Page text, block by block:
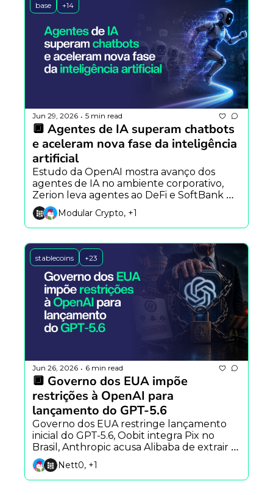
base +14
Jun 29, 2026 • 5 min read
🔲 Agentes de IA superam chatbots
e aceleram nova fase da inteligência
artificial
Estudo da OpenAI mostra avanço dos
agentes de IA no ambiente corporativo,
Zerion leva agentes ao DeFi e SoftBank
questiona planos da SpaceX para
computação orbital.
Modular Crypto, +1
stablecoins +23
Jun 26, 2026 • 6 min read
🔲 Governo dos EUA impõe
restrições à OpenAI para
lançamento do GPT-5.6
Governo dos EUA restringe lançamento
inicial do GPT-5.6, Oobit integra Pix no
Brasil, Anthropic acusa Alibaba de extrair
dados do Claude e estudo aponta que a IA
já influencia a definição de problemas.
Nett0, +1